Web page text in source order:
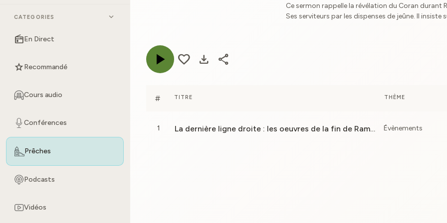
CATEGORIES expand_more
radioEn Direct
starRecommandé
Cours audio
Conférences
Prêches
Podcasts
Vidéos
Ce sermon rappelle la révélation du Coran durant
Ses serviteurs par les dispenses de jeûne. Il insiste sur la proclamation de la grandeur d’Allah
play_arrow favorite download share
# TITRE THÈME
1 La dernière ligne droite : les oeuvres de la fin de Ramadan Évènements